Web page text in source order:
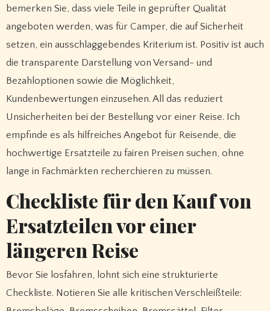
bemerken Sie, dass viele Teile in geprüfter Qualität
angeboten werden, was für Camper, die auf Sicherheit
setzen, ein ausschlaggebendes Kriterium ist. Positiv ist auch
die transparente Darstellung von Versand- und
Bezahloptionen sowie die Möglichkeit,
Kundenbewertungen einzusehen. All das reduziert
Unsicherheiten bei der Bestellung vor einer Reise. Ich
empfinde es als hilfreiches Angebot für Reisende, die
hochwertige Ersatzteile zu fairen Preisen suchen, ohne
lange in Fachmärkten recherchieren zu müssen.
Checkliste für den Kauf von
Ersatzteilen vor einer
längeren Reise
Bevor Sie losfahren, lohnt sich eine strukturierte
Checkliste. Notieren Sie alle kritischen Verschleißteile: